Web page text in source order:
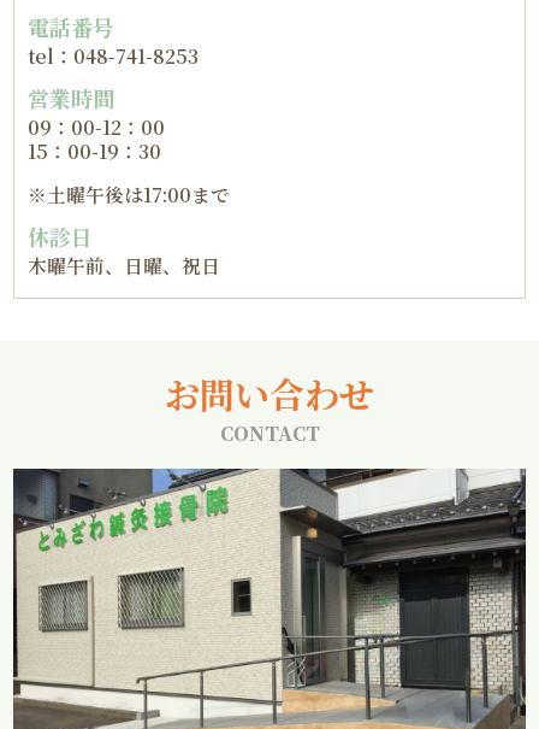
電話番号
tel：048-741-8253
営業時間
09：00-12：00
15：00-19：30
※土曜午後は17:00まで
休診日
木曜午前、日曜、祝日
お問い合わせ
CONTACT